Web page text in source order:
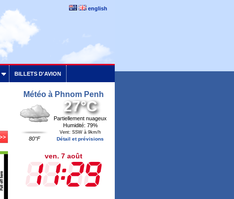
english
BILLETS D'AVION
Météo à Phnom Penh
80°F
27°C
Partiellement nuageux
Humidité: 79%
Vent: SSW à 9km/h
Détail et prévisions
ven. 7 août